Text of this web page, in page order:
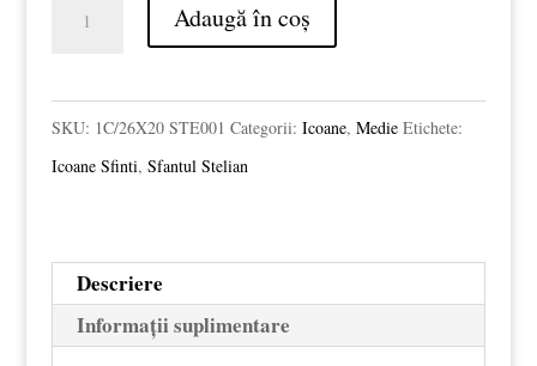
Sfantul
Cuvios
X
26
Adaugă în coș
SKU: 1C/26X20 STE001 Categorii: Icoane, Medie Etichete:
Icoane Sfinti, Sfantul Stelian
Descriere
Informații suplimentare